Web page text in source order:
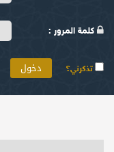
كلمة المرور :
تذكرني؟